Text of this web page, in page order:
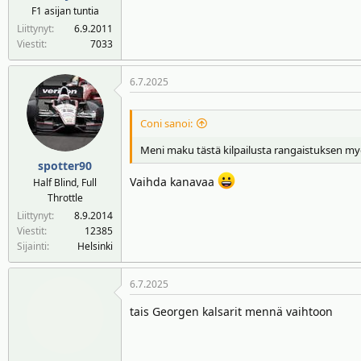
F1 asijan tuntia
Liittynyt
6.9.2011
Viestit
7033
spotter90
Half Blind, Full
Throttle
Liittynyt
8.9.2014
Viestit
12385
Sijainti
Helsinki
6.7.2025
Coni sanoi:
Meni maku tästä kilpailusta rangaistuksen
Vaihda kanavaa
6.7.2025
tais Georgen kalsarit mennä vaihtoon